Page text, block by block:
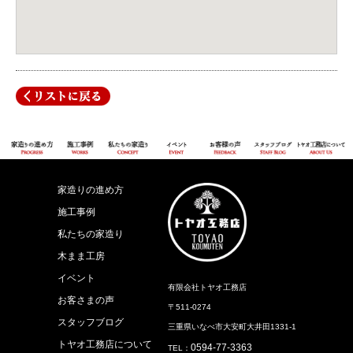
家造りの進め方
施工事例
私たちの家造り
木まま工房
イベント
お客さまの声
スタッフブログ
トヤオ工務店について
有限会社トヤオ工務店
〒511-0274
三重県いなべ市大安町大井田1331-1
TEL： 0594-77-3363